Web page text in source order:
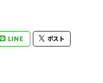
LINE ポスト